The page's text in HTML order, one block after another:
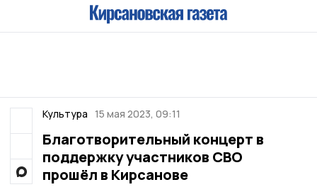
Культура 15 мая 2023, 09:11
Благотворительный концерт в
поддержку участников СВО
прошёл в Кирсанове